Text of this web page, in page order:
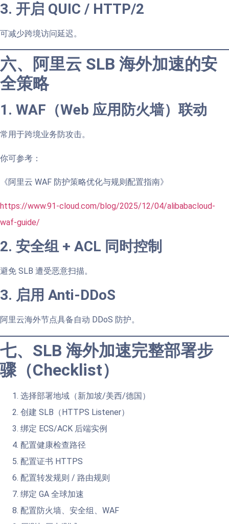
3. 开启 QUIC / HTTP/2
可减少跨境访问延迟。
六、阿里云 SLB 海外加速的安
全策略
1. WAF（Web 应用防火墙）联动
常用于跨境业务防攻击。
你可参考：
《阿里云 WAF 防护策略优化与规则配置指南》
https://www.91-cloud.com/blog/2025/12/04/alibabacloud-
waf-guide/
2. 安全组 + ACL 同时控制
避免 SLB 遭受恶意扫描。
3. 启用 Anti-DDoS
阿里云海外节点具备自动 DDoS 防护。
七、SLB 海外加速完整部署步
骤（Checklist）
选择部署地域（新加坡/美西/德国）
创建 SLB（HTTPS Listener）
绑定 ECS/ACK 后端实例
配置健康检查路径
配置证书 HTTPS
配置转发规则 / 路由规则
绑定 GA 全球加速
配置防火墙、安全组、WAF